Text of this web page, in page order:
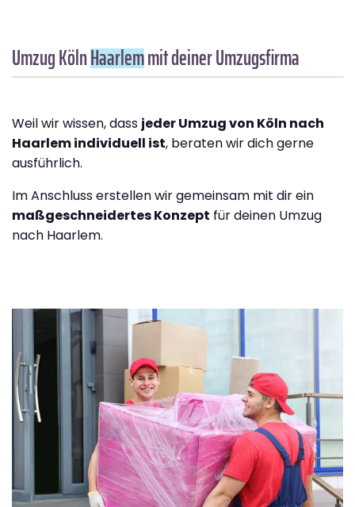
Umzug KölnHaarlemmit deiner Umzugsfirma
Weil wir wissen, dass jeder Umzug von Köln nach
Haarlem individuell ist, beraten wir dich gerne
ausführlich.
Im Anschluss erstellen wir gemeinsam mit dir ein
maßgeschneidertes Konzept für deinen Umzug
nach Haarlem.